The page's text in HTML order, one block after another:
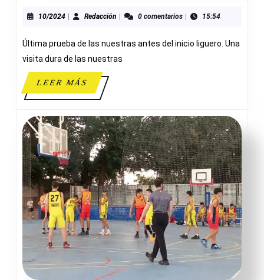
49
10/202410/2024Redacción Redacción0 comentarios 15:54
Última prueba de las nuestras antes del inicio liguero. Una
visita dura de las nuestras
LEER MÁSLEER
MÁS